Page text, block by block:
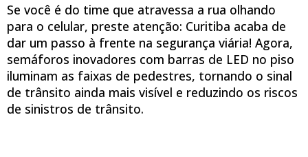
Se você é do time que atravessa a rua olhando
para o celular, preste atenção: Curitiba acaba de
dar um passo à frente na segurança viária! Agora,
semáforos inovadores com barras de LED no piso
iluminam as faixas de pedestres, tornando o sinal
de trânsito ainda mais visível e reduzindo os riscos
de sinistros de trânsito.